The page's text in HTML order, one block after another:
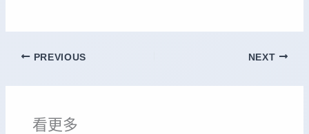
PREVIOUS NEXT
看更多